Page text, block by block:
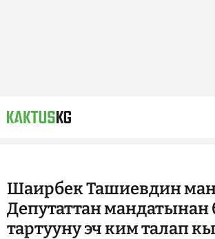
Шаирбек Ташиевдин
Депутаттан мандатынан
тартууну эч ким талап